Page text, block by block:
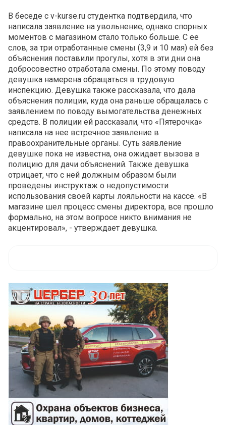
В беседе с v-kurse.ru студентка подтвердила, что
написала заявление на увольнение, однако спорных
моментов с магазином стало только больше. С ее
слов, за три отработанные смены (3,9 и 10 мая) ей без
объяснения поставили прогулы, хотя в эти дни она
добросовестно отработала смены. По этому поводу
девушка намерена обращаться в трудовую
инспекцию. Девушка также рассказала, что дала
объяснения полиции, куда она раньше обращалась с
заявлением по поводу вымогательства денежных
средств. В полиции ей рассказали, что «Пятерочка»
написала на нее встречное заявление в
правоохранительные органы. Суть заявление
девушке пока не известна, она ожидает вызова в
полицию для дачи объяснений. Также девушка
отрицает, что с ней должным образом были
проведены инструктаж о недопустимости
использования своей карты лояльности на кассе. «В
магазине шел процесс смены директора, все прошло
формально, на этом вопросе никто внимания не
акцентировал», - утверждает девушка.